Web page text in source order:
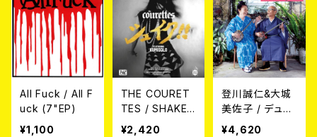
All Fuck / All F
uck (7"EP)
¥1,100
THE COURET
TES / SHAKE!
(来日記念盤
¥2,420
登川誠仁&大城
美佐子 / デュエ
ット(LP)
¥4,620